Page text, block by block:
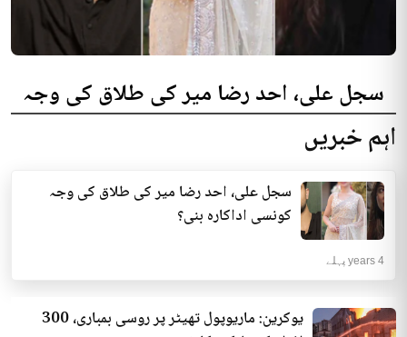
سجل علی، احد رضا میر کی طلاق کی وجہ
کونسی اداکارہ بنی؟
میں اُن کی جانب سے سجل علی...
فن و فنکار | 4 years پہلے
اہم خبریں
سجل علی، احد رضا میر کی طلاق کی وجہ
کونسی اداکارہ بنی؟
4 years پہلے
یوکرین: ماریوپول تھیٹر پر روسی بمباری، 300